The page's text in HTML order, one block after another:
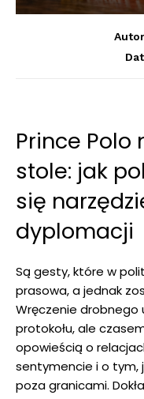
Prince Polo
stole: jak
się
dyplomacji
Są gesty, które w
prasowa, a jednak
Wręczenie
protokołu, ale
opowieścią o
sentymencie i o tym,
poza granicami.